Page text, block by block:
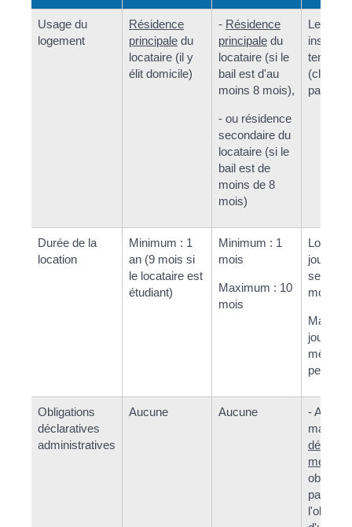
Usage du
logement
Résidence
principale du
locataire (il y
élit domicile)
- Résidence
principale du
locataire (si le
bail est d'au
moins 8 mois),
- ou résidence
secondaire du
locataire (si le
bail est de
moins de 8
mois)
Le
installe
Durée de la
location
Minimum : 1
an (9 mois si
le locataire est
étudiant)
Minimum : 1
mois
Maximum : 10
mois
journée,
mois.
jours
même
Obligations
déclaratives
administratives
Aucune Aucune
-
mairie :
meublé
parfois